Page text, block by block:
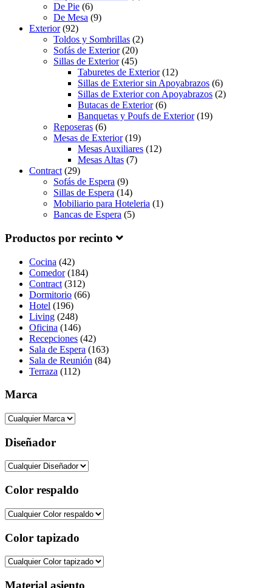
De Pie (6)
De Mesa (9)
Exterior(92)
Toldos y Sombrillas (2)
Sofás de Exterior(20)
Sillas de Exterior(45)
Taburetes de Exterior(12)
Sillas de Exterior sin Apoyabrazos (6)
Sillas de Exterior con Apoyabrazos (2)
Butacas de Exterior(6)
Banquetas y Poufs de Exterior(19)
Reposeras (6)
Mesas de Exterior(19)
Mesas Auxiliares (12)
Mesas Altas (7)
Contract (29)
Sofás de Espera (9)
Sillas de Espera (14)
Mobiliario para Hoteleria (1)
Bancas de Espera (5)
Productos por recinto
Cocina (42)
Comedor(184)
Contract (312)
Dormitorio (66)
Hotel (196)
Living (248)
Oficina (146)
Recepciones (42)
Sala de Espera (163)
Sala de Reunión (84)
Terraza (112)
Marca
Diseñador
Color respaldo
Color tapizado
Material asiento